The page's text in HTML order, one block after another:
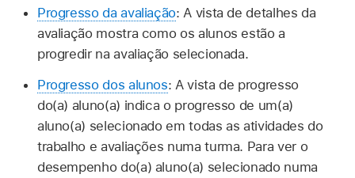
Progresso da avaliação: A vista de detalhes da
avaliação mostra como os alunos estão a
progredir na avaliação selecionada.
Progresso dos alunos: A vista de progresso
do(a) aluno(a) indica o progresso de um(a)
aluno(a) selecionado em todas as atividades do
trabalho e avaliações numa turma. Para ver o
desempenho do(a) aluno(a) selecionado numa